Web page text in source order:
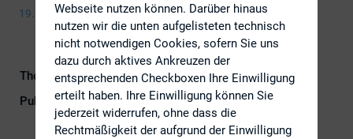
19. Juli 2016
Themengebiete
IR-Kompetenz, Kapitalmarktrecht
Publikationsform
Externe Publikationen
Webseite nutzen können. Darüber hinaus
nutzen wir die unten aufgelisteten technisch
nicht notwendigen Cookies, sofern Sie uns
dazu durch aktives Ankreuzen der
entsprechenden Checkboxen Ihre Einwilligung
erteilt haben. Ihre Einwilligung können Sie
jederzeit widerrufen, ohne dass die
Rechtmäßigkeit der aufgrund der Einwilligung